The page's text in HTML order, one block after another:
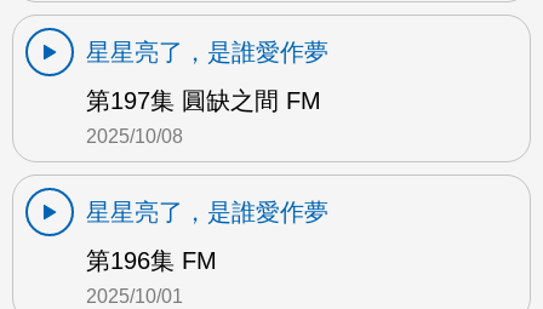
星星亮了，是誰愛作夢
第197集 圓缺之間 FM
2025/10/08
星星亮了，是誰愛作夢
第196集 FM
2025/10/01